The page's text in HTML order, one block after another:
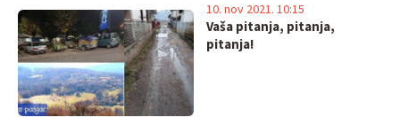
Vaša pitanja, pitanja,
pitanja!
10. nov 2021. 10:15